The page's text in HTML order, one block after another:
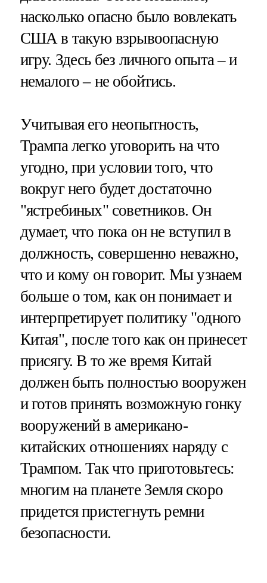
насколько опасно было вовлекать
США в такую взрывоопасную
игру. Здесь без личного опыта – и
немалого – не обойтись.
Учитывая его неопытность,
Трампа легко уговорить на что
угодно, при условии того, что
вокруг него будет достаточно
"ястребиных" советников. Он
думает, что пока он не вступил в
должность, совершенно неважно,
что и кому он говорит. Мы узнаем
больше о том, как он понимает и
интерпретирует политику "одного
Китая", после того как он принесет
присягу. В то же время Китай
должен быть полностью вооружен
и готов принять возможную гонку
вооружений в американо-
китайских отношениях наряду с
Трампом. Так что приготовьтесь:
многим на планете Земля скоро
придется пристегнуть ремни
безопасности.